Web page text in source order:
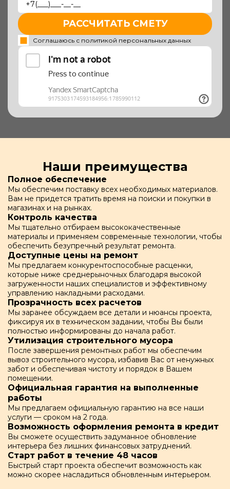
РАССЧИТАТЬ СМЕТУ
Соглашаюсь с политикой персональных данных
Наши преимущества
Полное обеспечение
Мы обеспечим поставку всех необходимых материалов.
Вам не придется тратить время на поиски и покупки в
магазинах и на рынках.
Контроль качества
Мы тщательно отбираем высококачественные
материалы и применяем современные технологии, чтобы
обеспечить безупречный результат ремонта.
Доступные цены на ремонт
Мы предлагаем конкурентоспособные расценки,
которые ниже среднерыночных благодаря высокой
загруженности наших специалистов и эффективному
управлению накладными расходами.
Прозрачность всех расчетов
Мы заранее обсуждаем все детали и нюансы проекта,
фиксируя их в техническом задании, чтобы Вы были
полностью информированы до начала работ.
Утилизация строительного мусора
После завершения ремонтных работ мы обеспечим
вывоз строительного мусора, избавив Вас от ненужных
забот и обеспечивая чистоту и порядок в Вашем
помещении.
Официальная гарантия на выполненные
работы
Мы предлагаем официальную гарантию на все наши
услуги — сроком на 2 года.
Возможность оформления ремонта в кредит
Вы сможете осуществить задуманное обновление
интерьера без лишних финансовых затруднений.
Старт работ в течение 48 часов
Быстрый старт проекта обеспечит возможность как
можно скорее насладиться обновленным интерьером.